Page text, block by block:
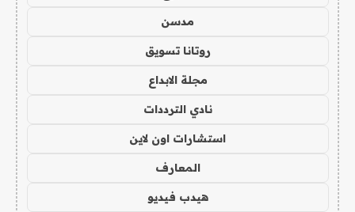
مدسن
روتانا تسويق
مجلة الابداع
نادي الترددات
استشارات اون لاين
المعارف
هيدب فيديو